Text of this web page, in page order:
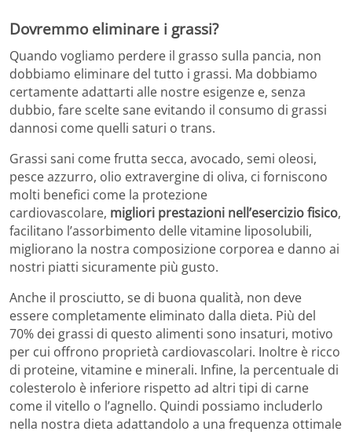
Dovremmo eliminare i grassi?
Quando vogliamo perdere il grasso sulla pancia, non
dobbiamo eliminare del tutto i grassi. Ma dobbiamo
certamente adattarti alle nostre esigenze e, senza
dubbio, fare scelte sane evitando il consumo di grassi
dannosi come quelli saturi o trans.
Grassi sani come frutta secca, avocado, semi oleosi,
pesce azzurro, olio extravergine di oliva, ci forniscono
molti benefici come la protezione
cardiovascolare, migliori prestazioni nell’esercizio fisico,
facilitano l’assorbimento delle vitamine liposolubili,
migliorano la nostra composizione corporea e danno ai
nostri piatti sicuramente più gusto.
Anche il prosciutto, se di buona qualità, non deve
essere completamente eliminato dalla dieta. Più del
70% dei grassi di questo alimenti sono insaturi, motivo
per cui offrono proprietà cardiovascolari. Inoltre è ricco
di proteine, vitamine e minerali. Infine, la percentuale di
colesterolo è inferiore rispetto ad altri tipi di carne
come il vitello o l’agnello. Quindi possiamo includerlo
nella nostra dieta adattandolo a una frequenza ottimale